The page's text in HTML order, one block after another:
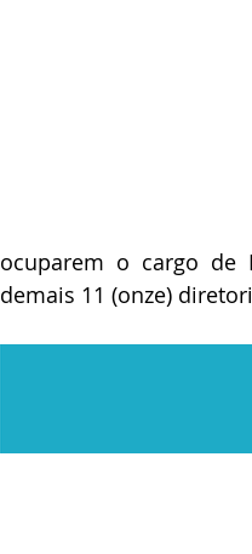
ocuparem o cargo de
demais 11 (onze)